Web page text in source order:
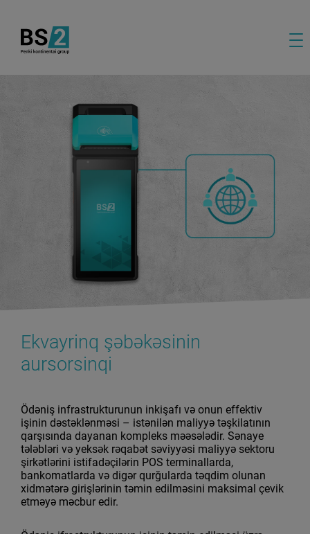
Ekvayrinq şəbəkəsinin
aursorsinqi
Ödəniş infrastrukturunun inkişafı və onun effektiv
işinin dəstəklənməsi – istənilən maliyyə təşkilatının
qarşısında dayanan kompleks məəsələdir. Sənaye
tələbləri və yeksək rəqabət səviyyəsi maliyyə sektoru
şirkətlərini istifadəçilərin POS terminallarda,
bankomatlarda və digər qurğularda təqdim olunan
xidmətərə girişlərinin təmin edilməsini maksimal çevik
etməyə məcbur edir.